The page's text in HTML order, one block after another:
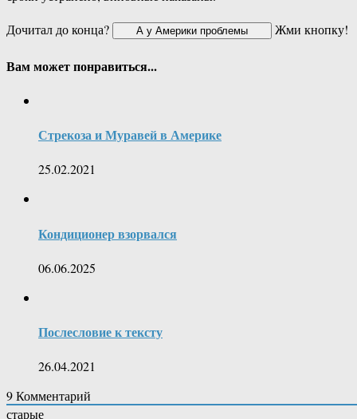
Дочитал до конца?
Жми кнопку!
Вам может понравиться...
Стрекоза и Муравей в Америке
25.02.2021
Кондиционер взорвался
06.06.2025
Послесловие к тексту
26.04.2021
9Комментарий
старые